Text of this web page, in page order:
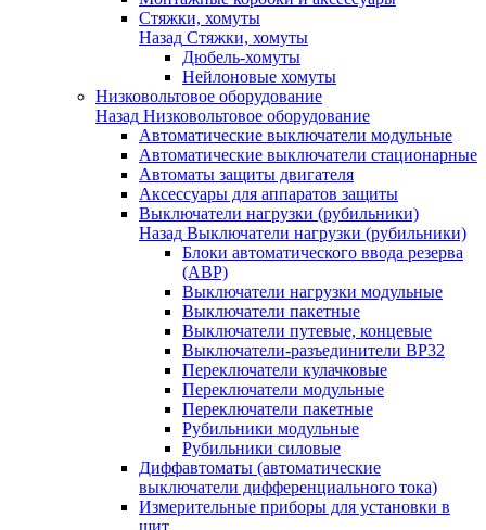
Стяжки, хомуты
Назад Стяжки, хомуты
Дюбель-хомуты
Нейлоновые хомуты
Низковольтовое оборудование
Назад Низковольтовое оборудование
Автоматические выключатели модульные
Автоматические выключатели стационарные
Автоматы защиты двигателя
Аксессуары для аппаратов защиты
Выключатели нагрузки (рубильники)
Назад Выключатели нагрузки (рубильники)
Блоки автоматического ввода резерва
(АВР)
Выключатели нагрузки модульные
Выключатели пакетные
Выключатели путевые, концевые
Выключатели-разъединители ВР32
Переключатели кулачковые
Переключатели модульные
Переключатели пакетные
Рубильники модульные
Рубильники силовые
Диффавтоматы (автоматические
выключатели дифференциального тока)
Измерительные приборы для установки в
щит